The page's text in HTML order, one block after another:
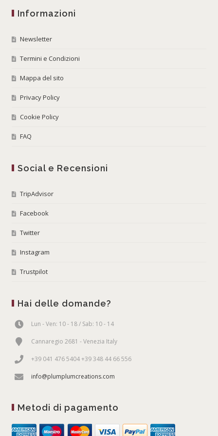
Informazioni
Newsletter
Termini e Condizioni
Mappa del sito
Privacy Policy
Cookie Policy
FAQ
Social e Recensioni
TripAdvisor
Facebook
Twitter
Instagram
Trustpilot
Hai delle domande?
Lun - Ven: 10 - 18 / Sab: 10 - 14
Cannaregio 2681 - Venezia Italy
+39 041 476 5404 +39 348 44 66 556
info@plumplumcreations.com
Metodi di pagamento